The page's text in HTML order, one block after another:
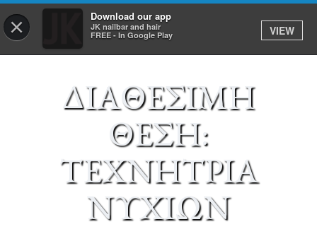
× Download our app
JK nailbar and hair
FREE - In Google Play
VIEW
Σύνδεση
ΡΑΝΤΕΒΟΥ
ΔΙΑΘΕΣΙΜΗ
ΘΕΣΗ:
ΤΕΧΝΗΤΡΙΑ
ΝΥΧΙΩΝ